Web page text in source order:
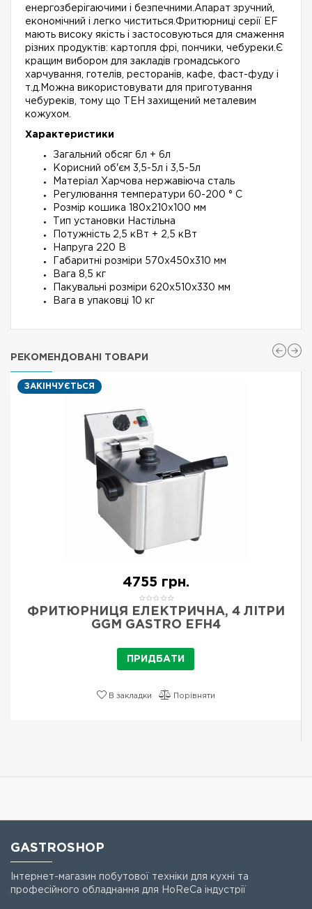
енергозберігаючими і безпечними.Апарат зручний,
економічний і легко чиститься.Фритюрниці серії EF
мають високу якість і застосовуються для смаження
різних продуктів: картопля фрі, пончики, чебуреки.Є
кращим вибором для закладів громадського
харчування, готелів, ресторанів, кафе, фаст-фуду і
т.д.Можна використовувати для приготування
чебуреків, тому що ТЕН захищений металевим
кожухом.
Характеристики
Загальний обсяг 6л + 6л
Корисний об'єм 3,5-5л і 3,5-5л
Матеріал Харчова нержавіюча сталь
Регулювання температури 60-200 ° C
Розмір кошика 180х210х100 мм
Тип установки Настільна
Потужність 2,5 кВт + 2,5 кВт
Напруга 220 В
Габаритні розміри 570х450х310 мм
Вага 8,5 кг
Пакувальні розміри 620х510х330 мм
Вага в упаковці 10 кг
РЕКОМЕНДОВАНІ ТОВАРИ
ЗАКІНЧУЄТЬСЯ
4755 грн.
ФРИТЮРНИЦЯ ЕЛЕКТРИЧНА, 4 ЛІТРИ
GGM GASTRO EFH4
ПРИДБАТИ
В закладки Порівняти
GASTROSHOP
Інтернет-магазин побутової техніки для кухні та
професійного обладнання для HoReCa індустрії